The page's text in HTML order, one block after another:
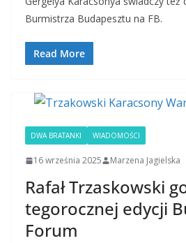
Burmistrza Budapesztu na FB.
Read More
DWA BRATANKI WIADOMOŚCI
16 września 2025 Marzena Jagielska
Rafał Trzaskowski
tegorocznej edycji
Forum